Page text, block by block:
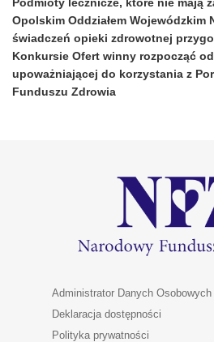
Opolskim Oddziałem Wojewódzkim
świadczeń opieki zdrowotnej
Konkursie Ofert winny rozpocząć
upoważniającej do korzystania z
Funduszu Zdrowia
Administrator Danych Osobowych
Deklaracja dostępności
Polityka prywatności